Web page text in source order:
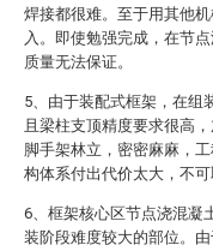
焊接都很难。至于用其他
入。即使勉强完成，在节
质量无法保证。
5、由于装配式框架，在组
且梁柱支顶精度要求很高
脚手架林立，密密麻麻，
构体系付出代价太大，不可
6、框架核心区节点浇混凝
装阶段难度较大的部位。